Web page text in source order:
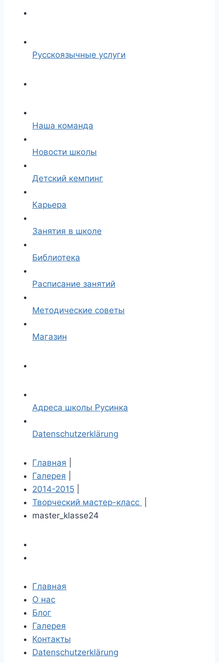
Русскоязычные услуги
Наша команда
Новости школы
Детский кемпинг
Карьера
Занятия в школе
Библиотека
Расписание занятий
Методические советы
Магазин
Адреса школы Русинка
Datenschutzerklärung
Главная
Галерея
2014-2015
Творческий мастер-класс
master_klasse24
Главная
О нас
Блог
Галерея
Контакты
Datenschutzerklärung